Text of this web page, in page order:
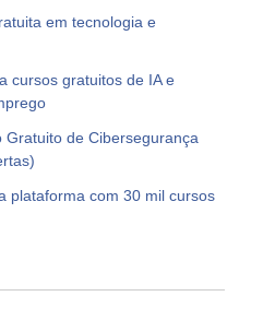
em tecnologia e
cursos gratuitos de IA e
Gratuito de Cibersegurança
plataforma com 30 mil cursos